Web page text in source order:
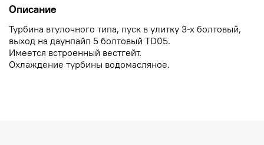
Описание
Турбина втулочного типа, пуск в улитку 3-х болтовый,
выход на даунпайп 5 болтовый TD05.
Имеется встроенный вестгейт.
Охлаждение турбины водомасляное.